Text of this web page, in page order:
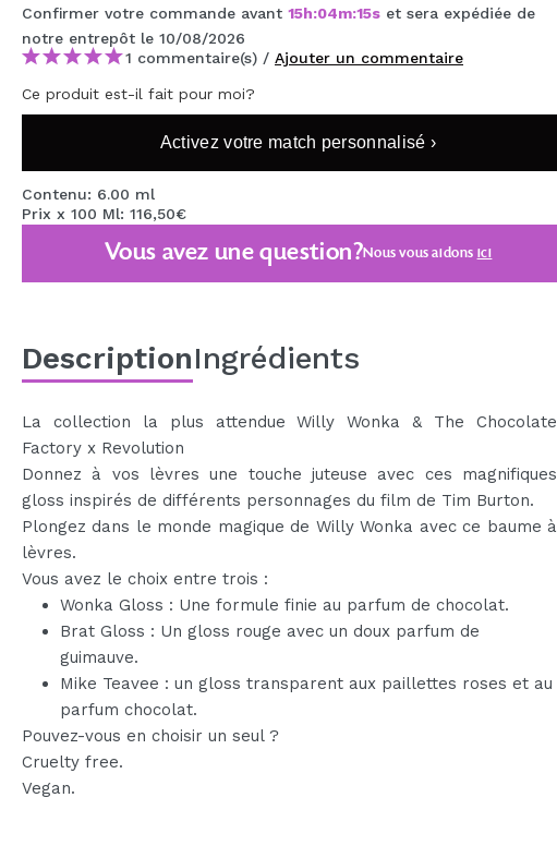
MAQUIFARMA
KOREA ZONE
TRAVEL SIZE
OFFRES
BIENTÔT DISPONIBLE
Confirmer votre commande avant 15h:04m:15s et sera expédiée de
notre entrepôt le 10/08/2026
1 commentaire(s) / Ajouter un commentaire
Ce produit est-il fait pour moi?
Activez votre match personnalisé ›
Contenu: 6.00 ml
Prix x 100 Ml: 116,50€
Vous avez une question?Nous vous aidons ici
DescriptionIngrédients
La collection la plus attendue Willy Wonka & The Chocolate
Factory x Revolution
Donnez à vos lèvres une touche juteuse avec ces magnifiques
gloss inspirés de différents personnages du film de Tim Burton.
Plongez dans le monde magique de Willy Wonka avec ce baume à
lèvres.
Vous avez le choix entre trois :
Wonka Gloss : Une formule finie au parfum de chocolat.
Brat Gloss : Un gloss rouge avec un doux parfum de
guimauve.
Mike Teavee : un gloss transparent aux paillettes roses et au
parfum chocolat.
Pouvez-vous en choisir un seul ?
Cruelty free.
Vegan.